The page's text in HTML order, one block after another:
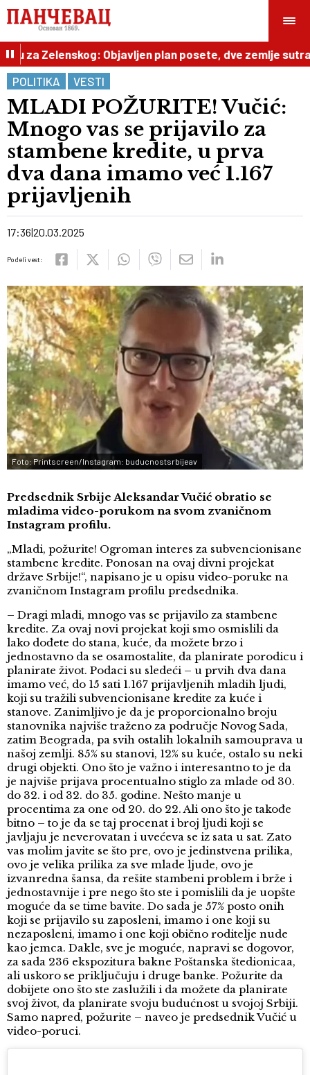
za Zelenskog: Objavljen plan posete, dve zemlje sutra
POLITIKA
VESTI
MLADI POŽURITE! Vučić:
Mnogo vas se prijavilo za
stambene kredite, u prva
dva dana imamo već 1.167
prijavljenih
17:36 20.03.2025
Podeli vest:
Foto: Printscreen/Instagram: buducnostsrbijeav
Predsednik Srbije Aleksandar Vučić obratio se
mladima video-porukom na svom zvaničnom
Instagram profilu.
„Mladi, požurite! Ogroman interes za subvencionisane
stambene kredite. Ponosan na ovaj divni projekat
države Srbije!“, napisano je u opisu video-poruke na
zvaničnom Instagram profilu predsednika.
– Dragi mladi, mnogo vas se prijavilo za stambene
kredite. Za ovaj novi projekat koji smo osmislili da
lako dođete do stana, kuće, da možete brzo i
jednostavno da se osamostalite, da planirate porodicu i
planirate život. Podaci su sledeći – u prvih dva dana
imamo već, do 15 sati 1.167 prijavljenih mladih ljudi,
koji su tražili subvencionisane kredite za kuće i
stanove. Zanimljivo je da je proporcionalno broju
stanovnika najviše traženo za područje Novog Sada,
zatim Beograda, pa svih ostalih lokalnih samouprava u
našoj zemlji. 85% su stanovi, 12% su kuće, ostalo su neki
drugi objekti. Ono što je važno i interesantno to je da
je najviše prijava procentualno stiglo za mlade od 30.
do 32. i od 32. do 35. godine. Nešto manje u
procentima za one od 20. do 22. Ali ono što je takođe
bitno – to je da se taj procenat i broj ljudi koji se
javljaju je neverovatan i uvećeva se iz sata u sat. Zato
vas molim javite se što pre, ovo je jedinstvena prilika,
ovo je velika prilika za sve mlade ljude, ovo je
izvanredna šansa, da rešite stambeni problem i brže i
jednostavnije i pre nego što ste i pomislili da je uopšte
moguće da se time bavite. Do sada je 57% posto onih
koji se prijavilo su zaposleni, imamo i one koji su
nezaposleni, imamo i one koji obično roditelje nude
kao jemca. Dakle, sve je moguće, napravi se dogovor,
za sada 236 ekspozitura bakne Poštanska štedionicaa,
ali uskoro se priključuju i druge banke. Požurite da
dobijete ono što ste zaslužili i da možete da planirate
svoj život, da planirate svoju budućnost u svojoj Srbiji.
Samo napred, požurite – naveo je predsednik Vučić u
video-poruci.